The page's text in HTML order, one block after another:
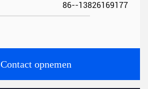
86--13826169177
Contact opnemen